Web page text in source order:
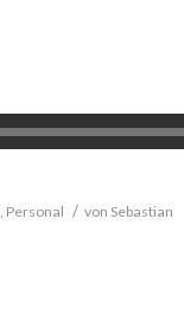
Personal / von Sebastian